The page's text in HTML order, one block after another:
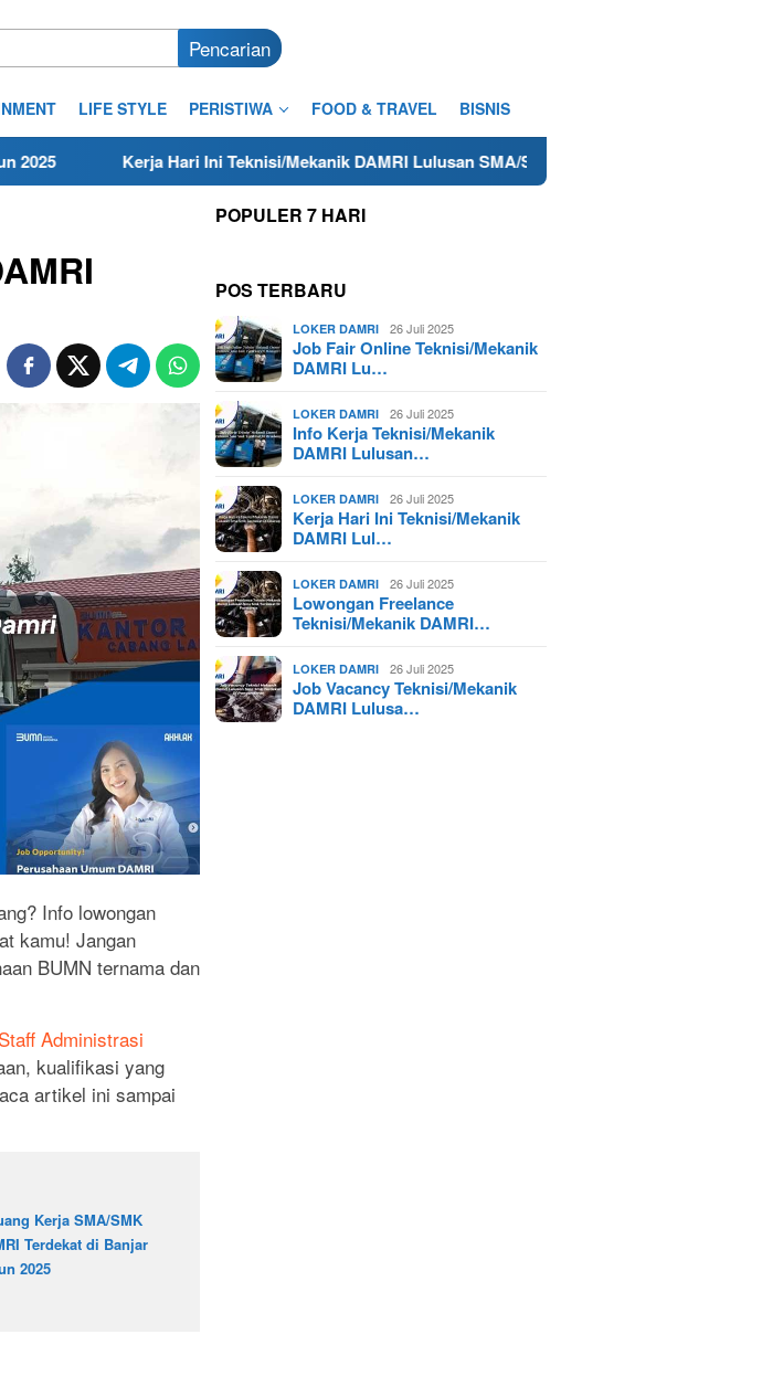
Pencarian
LIFE STYLE PERISTIWA FOOD & TRAVEL BISNIS
Hari Ini Teknisi/Mekanik DAMRI Lulusan SMA/SMK Terdekat di Cilacap Tahun 2025
Info lowongan
kamu! Jangan
BUMN ternama dan
Staff Administrasi
kualifikasi yang
artikel ini sampai
Kerja SMA/SMK
Terdekat di Banjar
2025
POPULER 7 HARI
POS TERBARU
LOKER DAMRI 26 Juli 2025
Job Fair Online Teknisi/Mekanik
DAMRI Lu…
LOKER DAMRI 26 Juli 2025
Info Kerja Teknisi/Mekanik
DAMRI Lulusan…
LOKER DAMRI 26 Juli 2025
Kerja Hari Ini Teknisi/Mekanik
DAMRI Lul…
LOKER DAMRI 26 Juli 2025
Lowongan Freelance
Teknisi/Mekanik DAMRI…
LOKER DAMRI 26 Juli 2025
Job Vacancy Teknisi/Mekanik
DAMRI Lulusa…